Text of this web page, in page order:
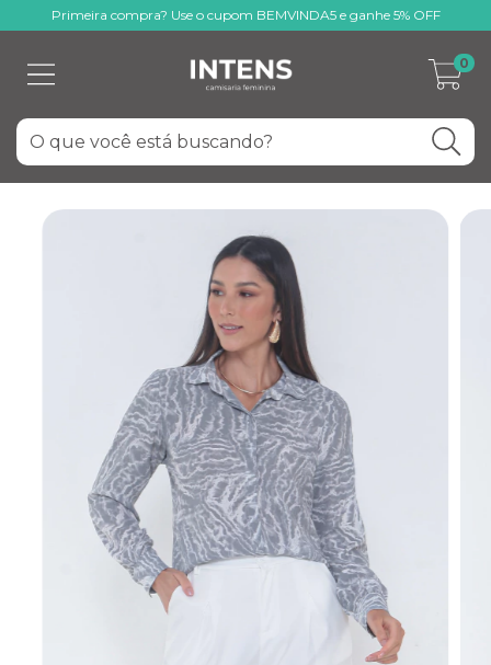
Primeira compra? Use o cupom BEMVINDA5 e ganhe 5% OFF
0